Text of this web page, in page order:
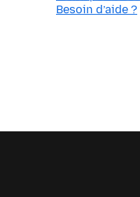
Besoin d’aide ?